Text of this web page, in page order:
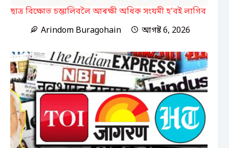
ছাত্ৰ বিক্ষোভ চম্ভালিবলৈ আৰক্ষী অধিক সংযমী হ’বই লাগিব
Arindom Buragohain
আগষ্ট 6, 2026